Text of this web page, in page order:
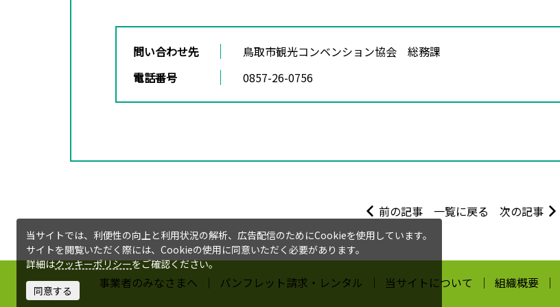
問い合わせ先
鳥取市観光コンベンション協会 総務課
電話番号
0857-26-0756
前の記事 一覧に戻る 次の記事
事業者のみなさまへ パンフレット請求・レンタル 当サイトについて 組織概要
当サイトでは、利便性の向上と利用状況の解析、広告配信のためにCookieを使用しています。
サイトを閲覧いただく際には、Cookieの使用に同意いただく必要があります。
詳細はクッキーポリシーをご確認ください。
同意する